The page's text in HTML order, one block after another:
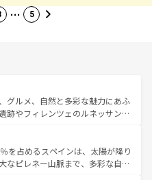
… 5
グルメ、自然と多彩な魅力にあふ
跡やフィレンツェのルネッサンス
い田園風景やアマルフィ海岸の絶
せない。観光の合間には、本場の
のイタリア料理を堪能することも
を占めるスペインは、太陽が降り
なピレネー山脈まで、多彩な自然